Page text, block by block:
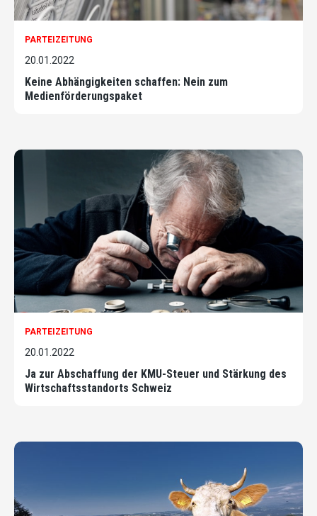
PARTEIZEITUNG
20.01.2022
Keine Abhängigkeiten schaffen: Nein zum
Medienförderungspaket
PARTEIZEITUNG
20.01.2022
Ja zur Abschaffung der KMU-Steuer und Stärkung des
Wirtschaftsstandorts Schweiz